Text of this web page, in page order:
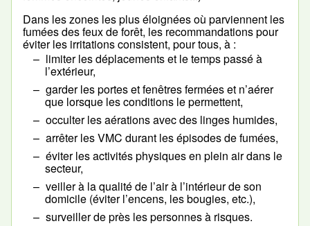
Dans les zones les plus éloignées où parviennent les
fumées des feux de forêt, les recommandations pour
éviter les irritations consistent, pour tous, à :
limiter les déplacements et le temps passé à
l’extérieur,
garder les portes et fenêtres fermées et n’aérer
que lorsque les conditions le permettent,
occulter les aérations avec des linges humides,
arrêter les VMC durant les épisodes de fumées,
éviter les activités physiques en plein air dans le
secteur,
veiller à la qualité de l’air à l’intérieur de son
domicile (éviter l’encens, les bougies, etc.),
surveiller de près les personnes à risques.